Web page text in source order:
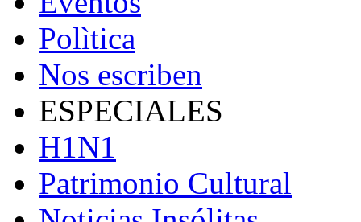
Polìtica
Nos escriben
ESPECIALES
H1N1
Patrimonio Cultural